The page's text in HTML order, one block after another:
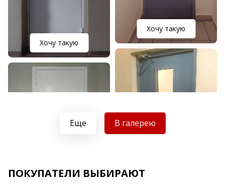
Хочу такую
Хочу такую
Еще В галерею
ПОКУПАТЕЛИ ВЫБИРАЮТ